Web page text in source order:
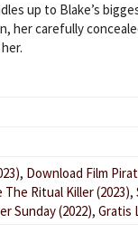
up to Blake’s
her carefully
, Download Film
The Ritual Killer (2023),
Sunday (2022), Gratis